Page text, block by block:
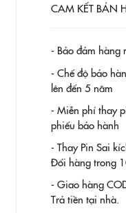
CAM KẾT BÁN
- Bảo đảm hàng
- Chế độ bảo
lên đến 5 năm
- Miễn phí thay
phiếu bảo hành
- Thay Pin Sai
Đổi hàng trong
- Giao hàng
Trả tiền tại nhà.